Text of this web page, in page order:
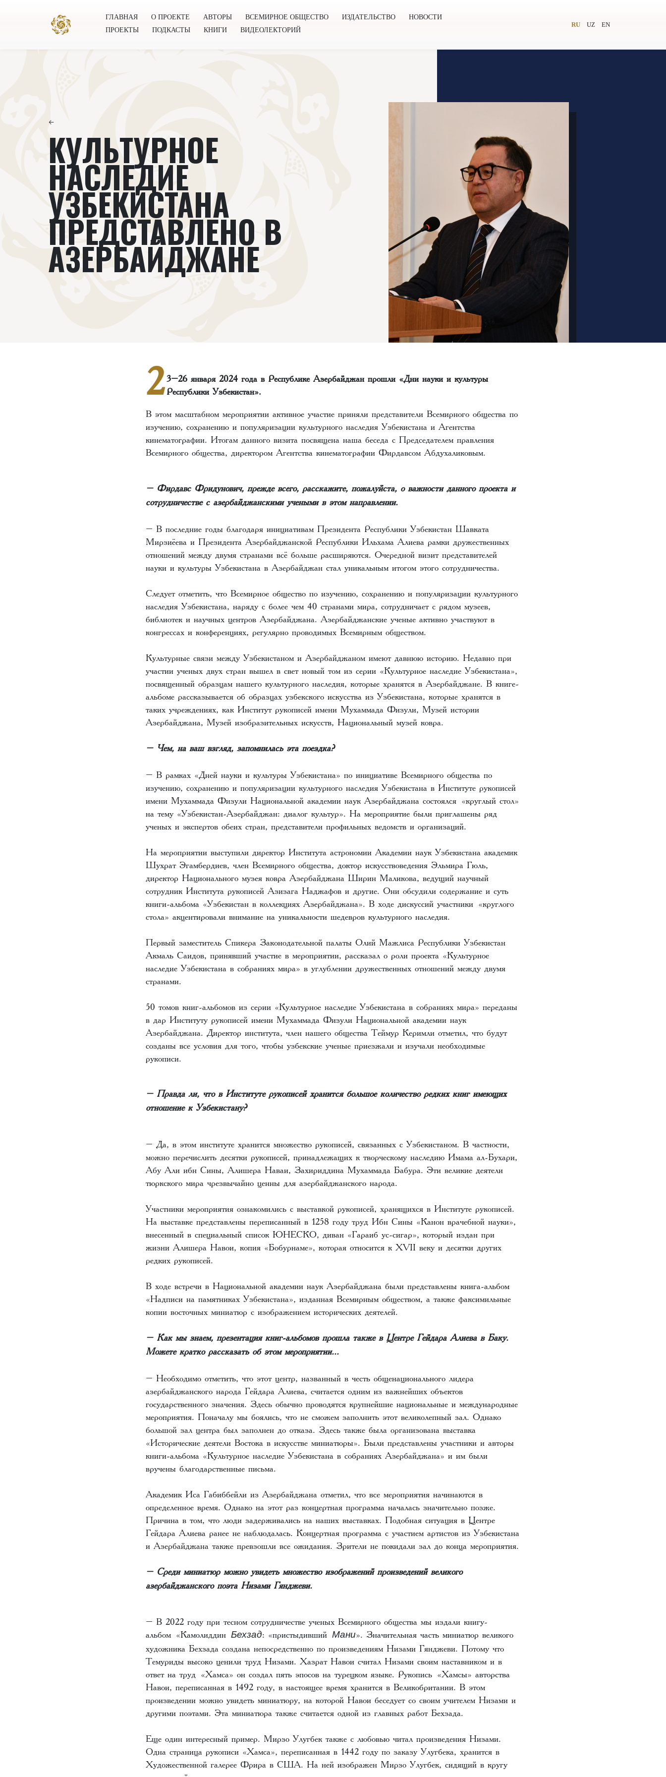
ГЛАВНАЯ О ПРОЕКТЕ АВТОРЫ ВСЕМИРНОЕ ОБЩЕСТВО ИЗДАТЕЛЬСТВО
НОВОСТИ
ПРОЕКТЫ
ПОДКАСТЫ КНИГИ ВИДЕОЛЕКТОРИЙ
RU UZ EN
←
КУЛЬТУРНОЕ
НАСЛЕДИЕ
УЗБЕКИСТАНА
ПРЕДСТАВЛЕНО В
АЗЕРБАЙДЖАНЕ
23–26 января 2024 года в Республике Азербайджан прошли «Дни науки и культуры
Республики Узбекистан».
В этом масштабном мероприятии активное участие приняли представители Всемирного общества по
изучению, сохранению и популяризации культурного наследия Узбекистана и Агентства
кинематографии. Итогам данного визита посвящена наша беседа с Председателем правления
Всемирного общества, директором Агентства кинематографии Фирдавсом Абдухаликовым.
– Фирдавс Фридунович, прежде всего, расскажите, пожалуйста, о важности данного проекта и
сотрудничестве с азербайджанскими учеными в этом направлении.
– В последние годы благодаря инициативам Президента Республики Узбекистан Шавката
Мирзиёева и Президента Азербайджанской Республики Ильхама Алиева рамки дружественных
отношений между двумя странами всё больше расширяются. Очередной визит представителей
науки и культуры Узбекистана в Азербайджан стал уникальным итогом этого сотрудничества.
Следует отметить, что Всемирное общество по изучению, сохранению и популяризации культурного
наследия Узбекистана, наряду с более чем 40 странами мира, сотрудничает с рядом музеев,
библиотек и научных центров Азербайджана. Азербайджанские ученые активно участвуют в
конгрессах и конференциях, регулярно проводимых Всемирным обществом.
Культурные связи между Узбекистаном и Азербайджаном имеют давнюю историю. Недавно при
участии ученых двух стран вышел в свет новый том из серии «Культурное наследие Узбекистана»,
посвященный образцам нашего культурного наследия, которые хранятся в Азербайджане. В книге-
альбоме рассказывается об образцах узбекского искусства из Узбекистана, которые хранятся в
таких учреждениях, как Институт рукописей имени Мухаммада Физули, Музей истории
Азербайджана, Музей изобразительных искусств, Национальный музей ковра.
– Чем, на ваш взгляд, запомнилась эта поездка?
– В рамках «Дней науки и культуры Узбекистана» по инициативе Всемирного общества по
изучению, сохранению и популяризации культурного наследия Узбекистана в Институте рукописей
имени Мухаммада Физули Национальной академии наук Азербайджана состоялся «круглый стол»
на тему «Узбекистан-Азербайджан: диалог культур». На мероприятие были приглашены ряд
ученых и экспертов обеих стран, представители профильных ведомств и организаций.
На мероприятии выступили директор Института астрономии Академии наук Узбекистана академик
Шухрат Эгамбердиев, член Всемирного общества, доктор искусствоведения Эльмира Гюль,
директор Национального музея ковра Азербайджана Ширин Маликова, ведущий научный
сотрудник Института рукописей Азизага Наджафов и другие. Они обсудили содержание и суть
книги-альбома «Узбекистан в коллекциях Азербайджана». В ходе дискуссий участники «круглого
стола» акцентировали внимание на уникальности шедевров культурного наследия.
Первый заместитель Спикера Законодательной палаты Олий Мажлиса Республики Узбекистан
Акмаль Саидов, принявший участие в мероприятии, рассказал о роли проекта «Культурное
наследие Узбекистана в собраниях мира» в углублении дружественных отношений между двумя
странами.
50 томов книг-альбомов из серии «Культурное наследие Узбекистана в собраниях мира» переданы
в дар Институту рукописей имени Мухаммада Физули Национальной академии наук
Азербайджана. Директор института, член нашего общества Теймур Керимли отметил, что будут
созданы все условия для того, чтобы узбекские ученые приезжали и изучали необходимые
рукописи.
– Правда ли, что в Институте рукописей хранится большое количество редких книг имеющих
отношение к Узбекистану?
– Да, в этом институте хранится множество рукописей, связанных с Узбекистаном. В частности,
можно перечислить десятки рукописей, принадлежащих к творческому наследию Имама ал-Бухари,
Абу Али ибн Сины, Алишера Наваи, Захириддина Мухаммада Бабура. Эти великие деятели
тюркского мира чрезвычайно ценны для азербайджанского народа.
Участники мероприятия ознакомились с выставкой рукописей, хранящихся в Институте рукописей.
На выставке представлены переписанный в 1258 году труд Ибн Сины «Канон врачебной науки»,
внесенный в специальный список ЮНЕСКО, диван «Гараиб ус-сигар», который издан при
жизни Алишера Навои, копия «Бобурнаме», которая относится к XVII веку и десятки других
редких рукописей.
В ходе встречи в Национальной академии наук Азербайджана были представлены книга-альбом
«Надписи на памятниках Узбекистана», изданная Всемирным обществом, а также факсимильные
копии восточных миниатюр с изображением исторических деятелей.
– Как мы знаем, презентация книг-альбомов прошла также в Центре Гейдара Алиева в Баку.
Можете кратко рассказать об этом мероприятии...
– Необходимо отметить, что этот центр, названный в честь общенационального лидера
азербайджанского народа Гейдара Алиева, считается одним из важнейших объектов
государственного значения. Здесь обычно проводятся крупнейшие национальные и международные
мероприятия. Поначалу мы боялись, что не сможем заполнить этот великолепный зал. Однако
большой зал центра был заполнен до отказа. Здесь также была организована выставка
«Исторические деятели Востока в искусстве миниатюры». Были представлены участники и авторы
книги-альбома «Культурное наследие Узбекистана в собраниях Азербайджана» и им были
вручены благодарственные письма.
Академик Иса Габиббейли из Азербайджана отметил, что все мероприятия начинаются в
определенное время. Однако на этот раз концертная программа началась значительно позже.
Причина в том, что люди задерживались на наших выставках. Подобная ситуация в Центре
Гейдара Алиева ранее не наблюдалась. Концертная программа с участием артистов из Узбекистана
и Азербайджана также превзошли все ожидания. Зрители не покидали зал до конца мероприятия.
– Среди миниатюр можно увидеть множество изображений произведений великого
азербайджанского поэта Низами Гянджеви.
– В 2022 году при тесном сотрудничестве ученых Всемирного общества мы издали книгу-
альбом «Камолиддин Бехзад: «пристыдивший Мани». Значительная часть миниатюр великого
художника Бехзада создана непосредственно по произведениям Низами Гянджеви. Потому что
Темуриды высоко ценили труд Низами. Хазрат Навои считал Низами своим наставником и в
ответ на труд «Хамса» он создал пять эпосов на турецком языке. Рукопись «Хамсы» авторства
Навои, переписанная в 1492 году, в настоящее время хранится в Великобритании. В этом
произведении можно увидеть миниатюру, на которой Навои беседует со своим учителем Низами и
другими поэтами. Эта миниатюра также считается одной из главных работ Бехзада.
Еще один интересный пример. Мирзо Улугбек также с любовью читал произведения Низами.
Одна страница рукописи «Хамса», переписанная в 1442 году по заказу Улугбека, хранится в
Художественной галерее Фрира в США. На ней изображен Мирзо Улугбек, сидящий в кругу